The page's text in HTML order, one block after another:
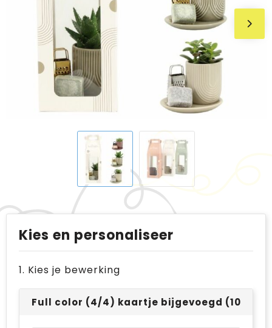
Kies en personaliseer
1. Kies je bewerking
Full color (4/4) kaartje bijgevoegd (105 x